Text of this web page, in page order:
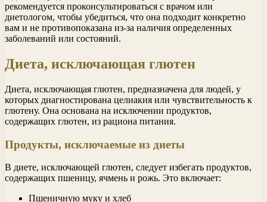
рекомендуется проконсультироваться с врачом или
диетологом, чтобы убедиться, что она подходит конкретно
вам и не противопоказана из-за наличия определенных
заболеваний или состояний.
Диета, исключающая глютен
Диета, исключающая глютен, предназначена для людей, у
которых диагностирована целиакия или чувствительность к
глютену. Она основана на исключении продуктов,
содержащих глютен, из рациона питания.
Продукты, исключаемые из диеты
В диете, исключающей глютен, следует избегать продуктов,
содержащих пшеницу, ячмень и рожь. Это включает:
Пшеничную муку и хлеб